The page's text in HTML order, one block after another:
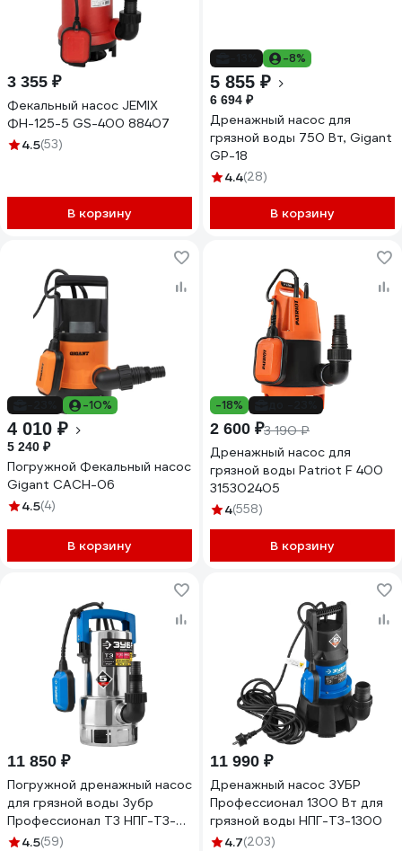
3 355 ₽
Фекальный насос JEMIX
ФН-125-5 GS-400 88407
4.5(53)
В корзину
-8%
5 855 ₽
6 694 ₽
Дренажный насос для
грязной воды 750 Вт, Gigant
GP-18
4.4(28)
В корзину
-10%
4 010 ₽
5 240 ₽
Погружной Фекальный насос
Gigant CACH-06
4.5(4)
В корзину
-18%
2 600 ₽3 190 ₽
Дренажный насос для
грязной воды Patriot F 400
315302405
4(558)
В корзину
11 850 ₽
Погружной дренажный насос
для грязной воды Зубр
Профессионал Т3 НПГ-Т3-
1100-С
4.5(59)
11 990 ₽
Дренажный насос ЗУБР
Профессионал 1300 Вт для
грязной воды НПГ-Т3-1300
4.7(203)